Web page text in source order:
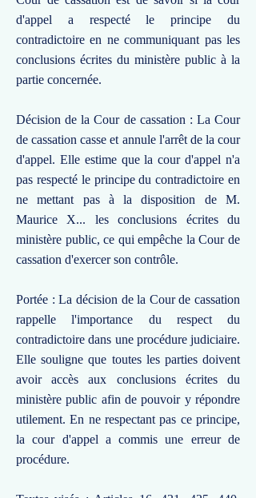
d'appel a respecté le principe du
contradictoire en ne communiquant pas les
conclusions écrites du ministère public à la
partie concernée.
Décision de la Cour de cassation : La Cour
de cassation casse et annule l'arrêt de la cour
d'appel. Elle estime que la cour d'appel n'a
pas respecté le principe du contradictoire en
ne mettant pas à la disposition de M.
Maurice X... les conclusions écrites du
ministère public, ce qui empêche la Cour de
cassation d'exercer son contrôle.
Portée : La décision de la Cour de cassation
rappelle l'importance du respect du
contradictoire dans une procédure judiciaire.
Elle souligne que toutes les parties doivent
avoir accès aux conclusions écrites du
ministère public afin de pouvoir y répondre
utilement. En ne respectant pas ce principe,
la cour d'appel a commis une erreur de
procédure.